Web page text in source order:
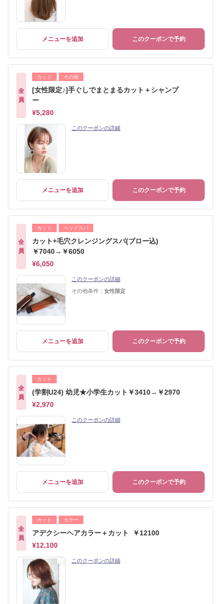
メニューを追加 このクーポンで予約
全
員
カット その他
[女性限定♪]手ぐしでまとまるカット＋シャンプ
ー
¥5,280
このクーポンの詳細
メニューを追加 このクーポンで予約
全
員
カット ヘッドスパ
カット+毛穴クレンジングスパ(ブロー込)
￥7040→￥6050
¥6,050
このクーポンの詳細
その他条件： 女性限定
メニューを追加 このクーポンで予約
全
員
カット
(学割U24) 幼児★小学生カット￥3410→￥2970
¥2,970
このクーポンの詳細
メニューを追加 このクーポンで予約
全
員
カット カラー
アデクシーヘアカラー＋カット ￥12100
¥12,100
このクーポンの詳細